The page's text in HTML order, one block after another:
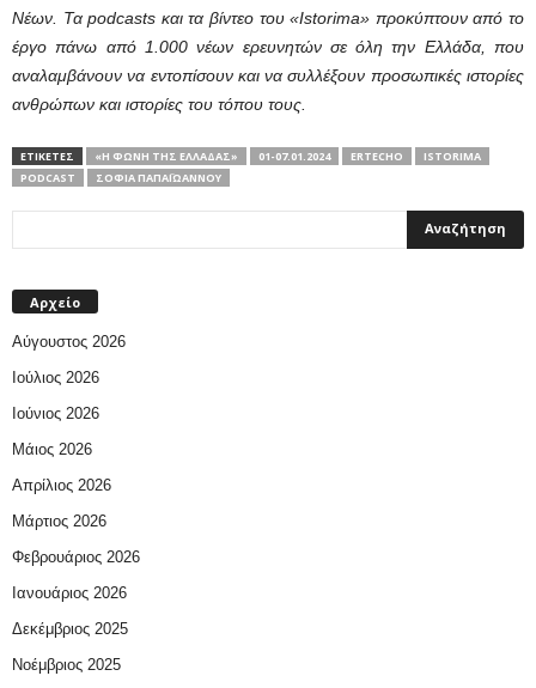
Νέων. Τα podcasts και τα βίντεο του «Istorima» προκύπτουν από το
έργο πάνω από 1.000 νέων ερευνητών σε όλη την Ελλάδα, που
αναλαμβάνουν να εντοπίσουν και να συλλέξουν προσωπικές ιστορίες
ανθρώπων και ιστορίες του τόπου τους.
ΕΤΙΚΕΤΕΣ «Η ΦΩΝΉ ΤΗΣ ΕΛΛΆΔΑΣ» 01-07.01.2024 ERTECHO
ISTORIMA
PODCAST
ΣΟΦΊΑ ΠΑΠΑΪΩΆΝΝΟΥ
Αρχείο
Αύγουστος 2026
Ιούλιος 2026
Ιούνιος 2026
Μάιος 2026
Απρίλιος 2026
Μάρτιος 2026
Φεβρουάριος 2026
Ιανουάριος 2026
Δεκέμβριος 2025
Νοέμβριος 2025